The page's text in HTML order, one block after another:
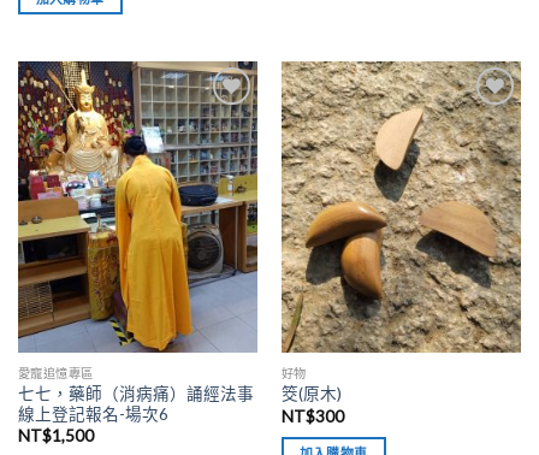
加入
「願
望清
單」
愛寵追憶專區
七七，藥師（消病痛）誦經法事
線上登記報名-場次6
NT$1,500
加入
「願
望清
單」
好物
筊(原木)
NT$300